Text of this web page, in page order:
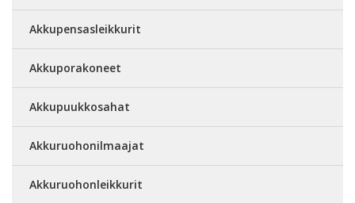
Akkupensasleikkurit
Akkuporakoneet
Akkupuukkosahat
Akkuruohonilmaajat
Akkuruohonleikkurit